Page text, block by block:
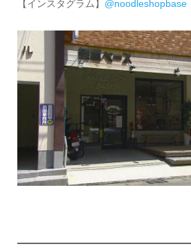
【インスタグラム】 @noodleshopbase